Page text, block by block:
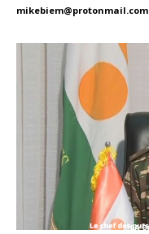
mikebiem@protonmail.com